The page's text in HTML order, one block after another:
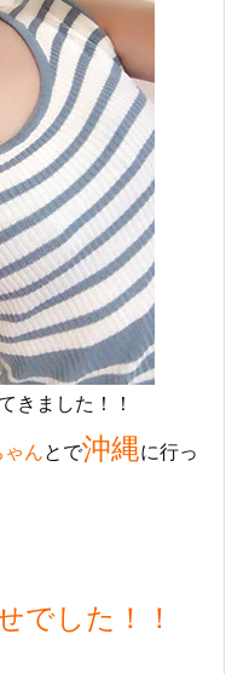
きました！！
んとで沖縄に行っ
でした！！